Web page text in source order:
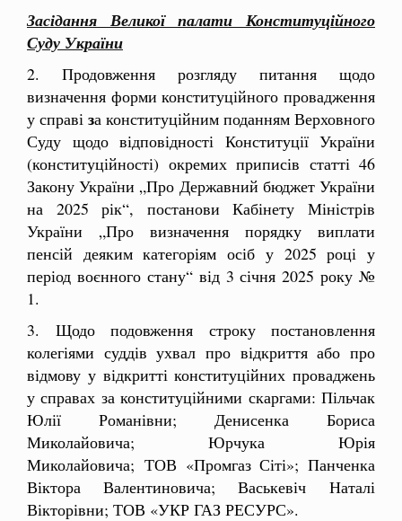
Засідання Великої палати Конституційного
Суду України
2. Продовження розгляду питання щодо
визначення форми конституційного провадження
у справі за конституційним поданням Верховного
Суду щодо відповідності Конституції України
(конституційності) окремих приписів статті 46
Закону України „Про Державний бюджет України
на 2025 рік“, постанови Кабінету Міністрів
України „Про визначення порядку виплати
пенсій деяким категоріям осіб у 2025 році у
період воєнного стану“ від 3 січня 2025 року №
1.
3. Щодо подовження строку постановлення
колегіями суддів ухвал про відкриття або про
відмову у відкритті конституційних проваджень
у справах за конституційними скаргами: Пільчак
Юлії Романівни; Денисенка Бориса
Миколайовича; Юрчука Юрія
Миколайовича; ТОВ «Промгаз Сіті»; Панченка
Віктора Валентиновича; Васькевіч Наталі
Вікторівни; ТОВ «УКР ГАЗ РЕСУРС».